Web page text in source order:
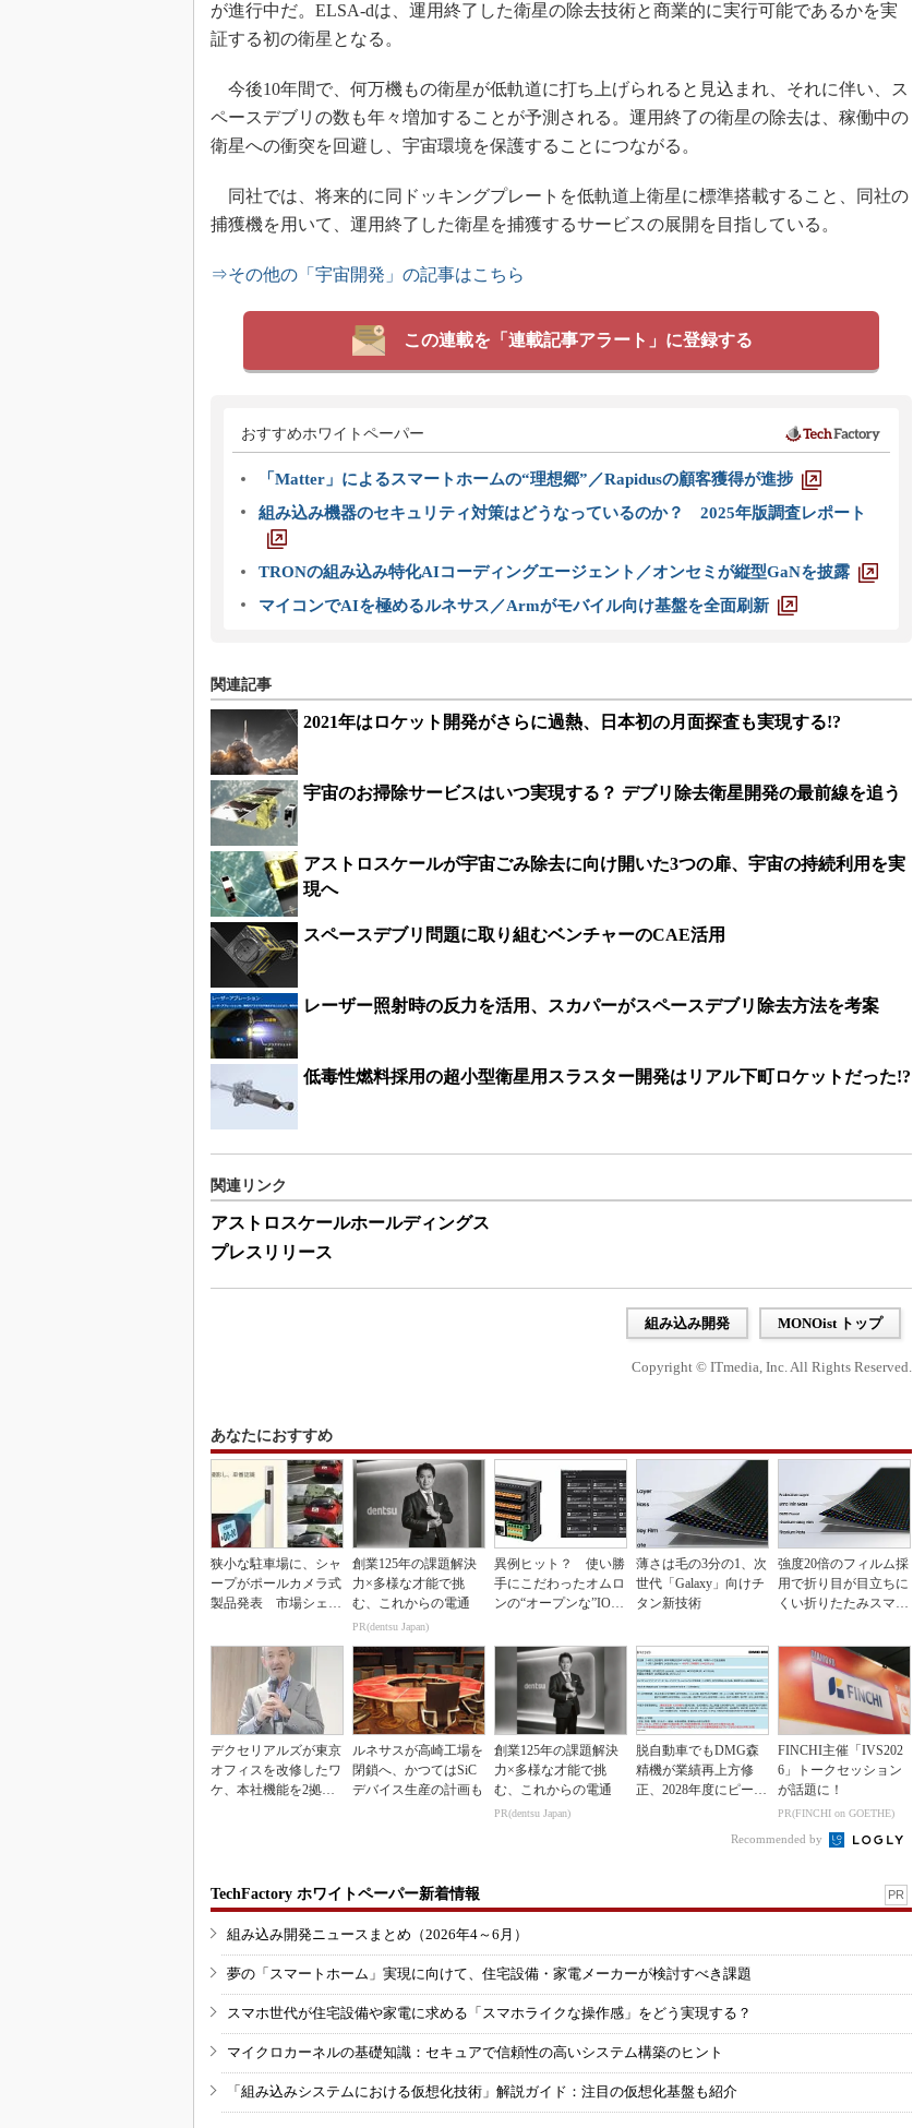
が進行中だ。ELSA-dは、運用終了した衛星の除去技術と商業的に実行可能であるかを実
証する初の衛星となる。
今後10年間で、何万機もの衛星が低軌道に打ち上げられると見込まれ、それに伴い、ス
ペースデブリの数も年々増加することが予測される。運用終了の衛星の除去は、稼働中の
衛星への衝突を回避し、宇宙環境を保護することにつながる。
同社では、将来的に同ドッキングプレートを低軌道上衛星に標準搭載すること、同社の
捕獲機を用いて、運用終了した衛星を捕獲するサービスの展開を目指している。
⇒その他の「宇宙開発」の記事はこちら
この連載を「連載記事アラート」に登録する
おすすめホワイトペーパー
「Matter」によるスマートホームの“理想郷”／Rapidusの顧客獲得が進捗
組み込み機器のセキュリティ対策はどうなっているのか？ 2025年版調査レポート
TRONの組み込み特化AIコーディングエージェント／オンセミが縦型GaNを披露
マイコンでAIを極めるルネサス／Armがモバイル向け基盤を全面刷新
関連記事
2021年はロケット開発がさらに過熱、日本初の月面探査も実現する!?
宇宙のお掃除サービスはいつ実現する？ デブリ除去衛星開発の最前線を追う
アストロスケールが宇宙ごみ除去に向け開いた3つの扉、宇宙の持続利用を実
現へ
スペースデブリ問題に取り組むベンチャーのCAE活用
レーザー照射時の反力を活用、スカパーがスペースデブリ除去方法を考案
低毒性燃料採用の超小型衛星用スラスター開発はリアル下町ロケットだった!?
関連リンク
アストロスケールホールディングス
プレスリリース
組み込み開発 MONOist トップ
Copyright © ITmedia, Inc. All Rights Reserved.
あなたにおすすめ
狭小な駐車場に、シャ
ープがポールカメラ式
製品発表 市場シェア
創業125年の課題解決
力×多様な才能で挑
む、これからの電通
PR(dentsu Japan)
異例ヒット？ 使い勝
手にこだわったオムロ
ンの“オープンな”IO-L
薄さは毛の3分の1、次
世代「Galaxy」向けチ
タン新技術
強度20倍のフィルム採
用で折り目が目立ちに
くい折りたたみスマホ
デクセリアルズが東京
オフィスを改修したワ
ケ、本社機能を2拠点
ルネサスが高崎工場を
閉鎖へ、かつてはSiC
デバイス生産の計画も
創業125年の課題解決
力×多様な才能で挑
む、これからの電通
PR(dentsu Japan)
脱自動車でもDMG森
精機が業績再上方修
正、2028年度にピーク
FINCHI主催「IVS202
6」トークセッション
が話題に！
PR(FINCHI on GOETHE)
Recommended by
TechFactory ホワイトペーパー新着情報 PR
組み込み開発ニュースまとめ（2026年4～6月）
夢の「スマートホーム」実現に向けて、住宅設備・家電メーカーが検討すべき課題
スマホ世代が住宅設備や家電に求める「スマホライクな操作感」をどう実現する？
マイクロカーネルの基礎知識：セキュアで信頼性の高いシステム構築のヒント
「組み込みシステムにおける仮想化技術」解説ガイド：注目の仮想化基盤も紹介